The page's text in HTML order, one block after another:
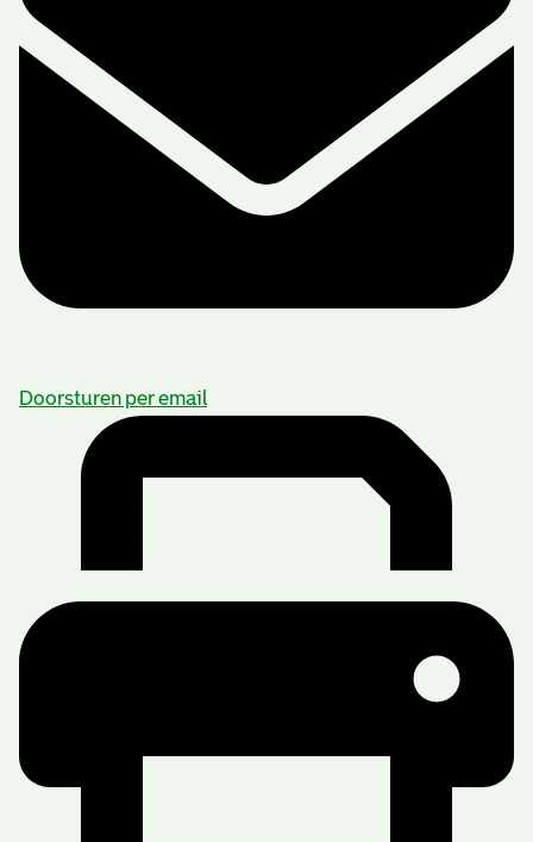
Doorsturen per email